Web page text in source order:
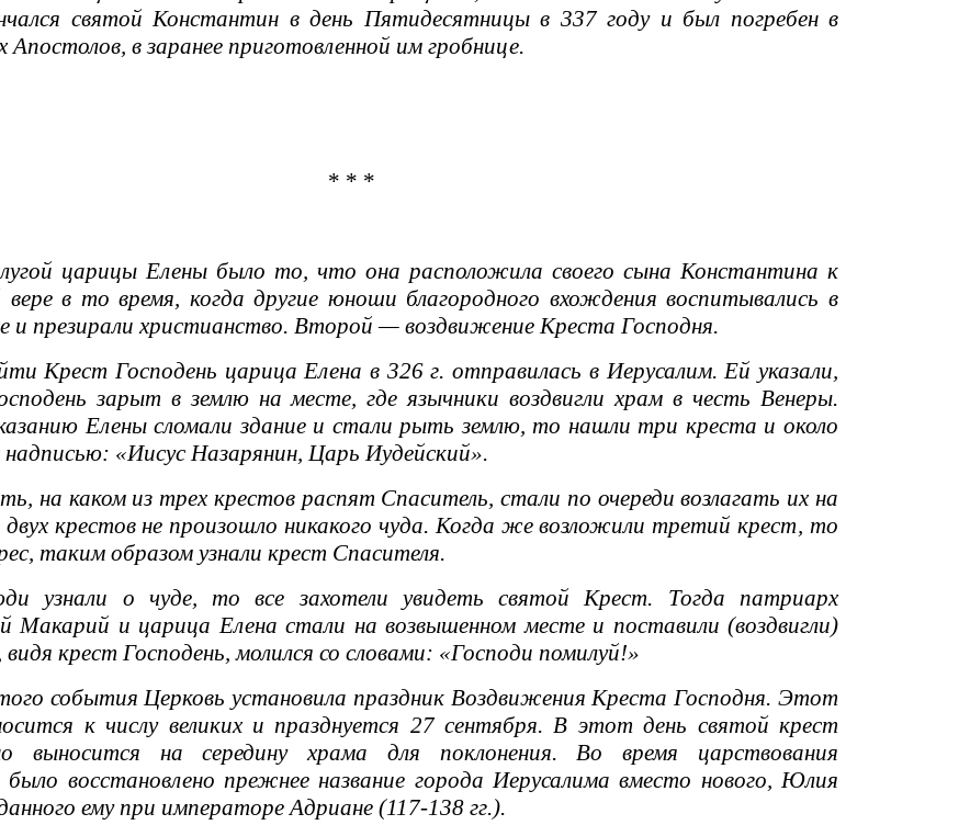
святой Константин в день Пятидесятницы в 337 году и был погребен в
Апостолов, в заранее приготовленной им гробнице.
* * *
царицы Елены было то, что она расположила своего сына Константина к
вере в то время, когда другие юноши благородного вхождения воспитывались в
и презирали христианство. Второй — воздвижение Креста Господня.
Крест Господень царица Елена в 326 г. отправилась в Иерусалим. Ей указали,
зарыт в землю на месте, где язычники воздвигли храм в честь Венеры.
Елены сломали здание и стали рыть землю, то нашли три креста и около
надписью: «Иисус Назарянин, Царь Иудейский».
на каком из трех крестов распят Спаситель, стали по очереди возлагать их на
крестов не произошло никакого чуда. Когда же возложили третий крест, то
таким образом узнали крест Спасителя.
узнали о чуде, то все захотели увидеть святой Крест. Тогда патриарх
Макарий и царица Елена стали на возвышенном месте и поставили (воздвигли)
крест Господень, молился со словами: «Господи помилуй!»
события Церковь установила праздник Воздвижения Креста Господня. Этот
к числу великих и празднуется 27 сентября. В этот день святой крест
выносится на середину храма для поклонения. Во время царствования
восстановлено прежнее название города Иерусалима вместо нового, Юлия
ему при императоре Адриане (117-138 гг.).